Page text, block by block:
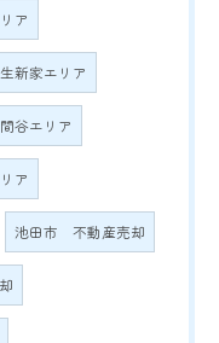
ア
新家エリア
谷エリア
ア
池田市 不動産売却